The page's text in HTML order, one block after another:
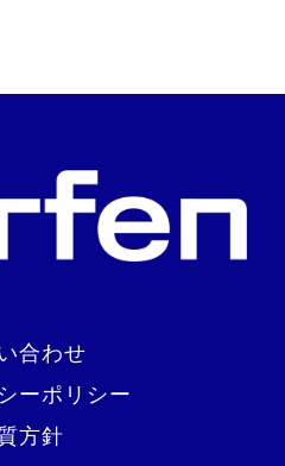
合わせ
ーポリシー
方針